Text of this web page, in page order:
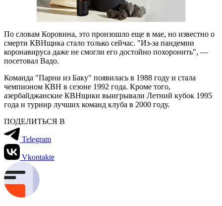
По словам Коровина, это произошло еще в мае, но известно о
смерти КВНщика стало только сейчас. "Из-за пандемии
коронавируса даже не смогли его достойно похоронить", —
посетовал Вадо.
Команда "Парни из Баку" появилась в 1988 году и стала
чемпионом КВН в сезоне 1992 года. Кроме того,
азербайджанские КВНщики выигрывали Летний кубок 1995
года и турнир лучших команд клуба в 2000 году.
ПОДЕЛИТЬСЯ В
Telegram
Vkontakte